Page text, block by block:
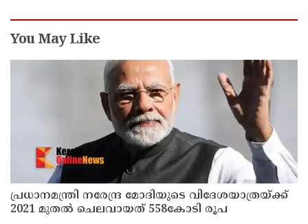
You May Like
പ്രധാനമന്ത്രി നരേന്ദ്ര മോദിയുടെ വിദേശയാത്രയ്ക്ക്
2021 മുതല്‍ ചെലവായത് 558കോടി രൂപ